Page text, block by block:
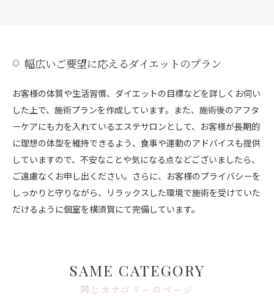
幅広いご要望に応えるダイエットのプラン
お客様の体質や生活習慣、ダイエットの目標などを詳しくお伺い
した上で、施術プランを作成しています。また、施術後のアフタ
ーケアにも力を入れているエステサロンとして、お客様が長期的
に理想の体型を維持できるよう、食事や運動のアドバイスも提供
していますので、不安なことや気になる点などございましたら、
ご遠慮なくお申し出ください。さらに、お客様のプライバシーを
しっかりと守りながら、リラックスした環境で施術を受けていた
だけるように個室を横須賀にて完備しています。
同じカテゴリーのページ
SAME CATEGORY